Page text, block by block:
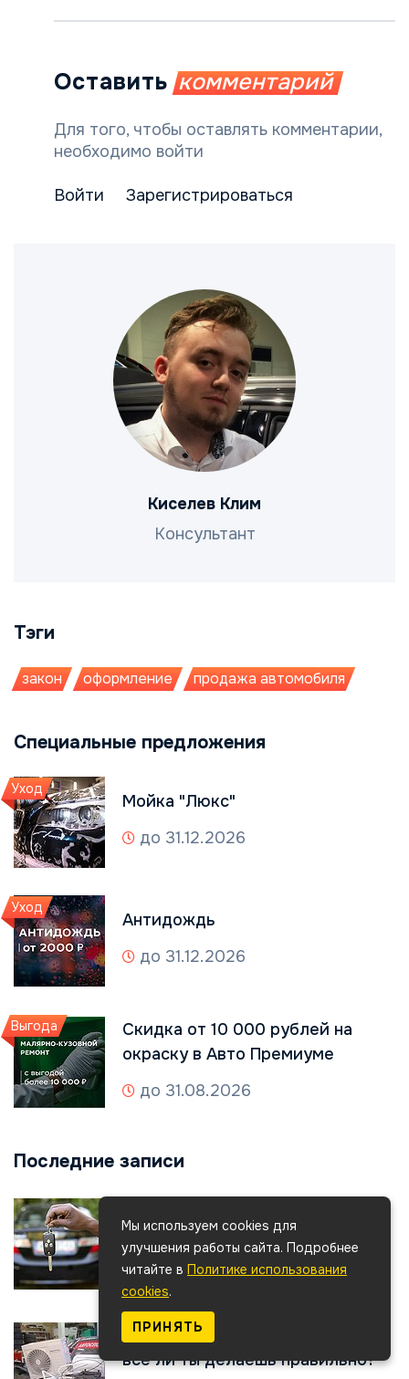
Оставить комментарий
Для того, чтобы оставлять комментарии,
необходимо войти
Войти Зарегистрироваться
Киселев Клим
Консультант
Тэги
закон оформление продажа автомобиля
Специальные предложения
Уход
Мойка "Люкс"
до 31.12.2026
Уход
Антидождь
до 31.12.2026
Выгода
Скидка от 10 000 рублей на
окраску в Авто Премиуме
до 31.08.2026
Последние записи
поправимо!
29/07/24
Автомобильный кондиционер: а
всё ли ты делаешь правильно?
Мы используем cookies для
улучшения работы сайта. Подробнее
читайте в Политике использования
cookies.
ПРИНЯТЬ